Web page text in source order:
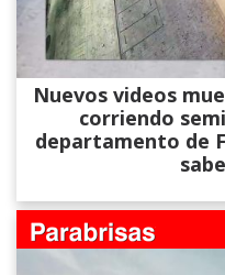
Nuevos videos
corriendo
departamento de